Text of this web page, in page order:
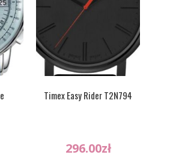
Timex Easy Rider T2N794
296.00zł